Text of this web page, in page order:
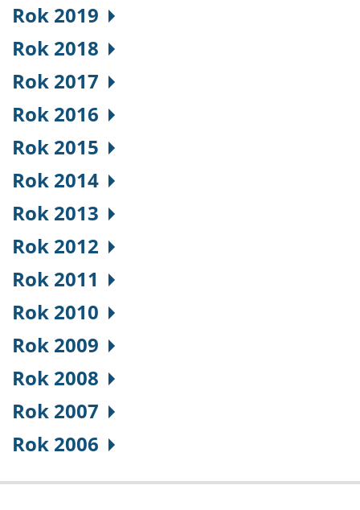
Rok 2019
Rok 2018
Rok 2017
Rok 2016
Rok 2015
Rok 2014
Rok 2013
Rok 2012
Rok 2011
Rok 2010
Rok 2009
Rok 2008
Rok 2007
Rok 2006